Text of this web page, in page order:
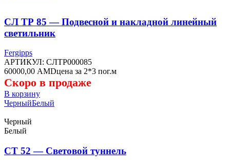
СЛ ТР 85 — Подвесной и накладной линейный
светильник
Fergipps
АРТИКУЛ: СЛТР000085
60000,00 AMDцена за 2*3 пог.м
Скоро в продаже
В корзину
ЧерныйБелый
Черный
Белый
СТ 52 — Световой туннель